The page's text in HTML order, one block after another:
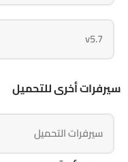
v5.7
سيرفرات أخرى للتحميل
سيرفرات التحميل